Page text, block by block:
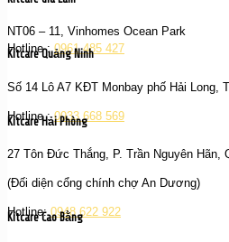
NT06 – 11, Vinhomes Ocean Park
Hotline :0961 485 427
Kitcare Quảng Ninh
Số 14 Lô A7 KĐT Monbay phố Hải Long,
Hotline :0933 668 569
Kitcare Hải Phòng
27 Tôn Đức Thắng, P. Trần Nguyên Hãn,
(Đối diện cổng chính chợ An Dương)
Hotline:0948 622 922
Kitcare Cao Bằng